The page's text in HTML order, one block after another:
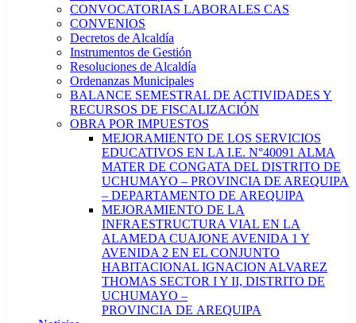
CONVOCATORIAS LABORALES CAS
CONVENIOS
Decretos de Alcaldía
Instrumentos de Gestión
Resoluciones de Alcaldía
Ordenanzas Municipales
BALANCE SEMESTRAL DE ACTIVIDADES Y
RECURSOS DE FISCALIZACIÓN
OBRA POR IMPUESTOS
MEJORAMIENTO DE LOS SERVICIOS
EDUCATIVOS EN LA I.E. N°40091 ALMA
MATER DE CONGATA DEL DISTRITO DE
UCHUMAYO – PROVINCIA DE AREQUIPA
– DEPARTAMENTO DE AREQUIPA
MEJORAMIENTO DE LA
INFRAESTRUCTURA VIAL EN LA
ALAMEDA CUAJONE AVENIDA 1 Y
AVENIDA 2 EN EL CONJUNTO
HABITACIONAL IGNACION ALVAREZ
THOMAS SECTOR I Y II, DISTRITO DE
UCHUMAYO –
PROVINCIA DE AREQUIPA